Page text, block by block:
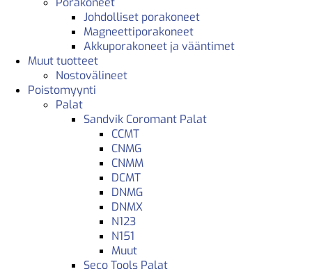
Johdolliset porakoneet
Magneettiporakoneet
Akkuporakoneet ja vääntimet
Muut tuotteet
Nostovälineet
Poistomyynti
Palat
Sandvik Coromant Palat
CCMT
CNMG
CNMM
DCMT
DNMG
DNMX
N123
N151
Muut
Seco Tools Palat